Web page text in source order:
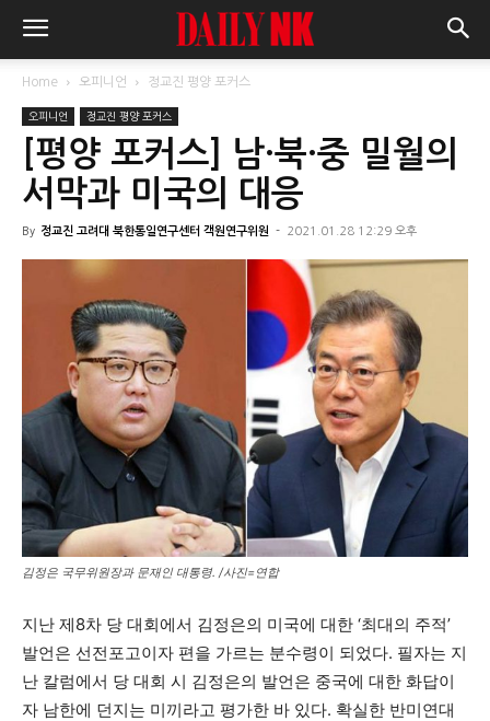
Home 오피니언 정교진 평양 포커스
오피니언 정교진 평양 포커스
[평양 포커스] 남·북·중 밀월의
서막과 미국의 대응
By 정교진 고려대 북한통일연구센터 객원연구위원 - 2021.01.28 12:29 오후
김정은 국무위원장과 문재인 대통령. /사진=연합
지난 제8차 당 대회에서 김정은의 미국에 대한 ‘최대의 주적’
발언은 선전포고이자 편을 가르는 분수령이 되었다. 필자는 지
난 칼럼에서 당 대회 시 김정은의 발언은 중국에 대한 화답이
자 남한에 던지는 미끼라고 평가한 바 있다. 확실한 반미연대